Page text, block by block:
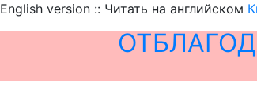
English version :: Читать на английском